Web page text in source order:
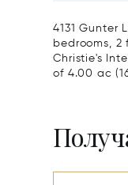
4131 Gunter
bedrooms,
Christie's
of 4.00 ac